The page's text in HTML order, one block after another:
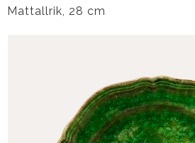
Mattallrik, 28 cm